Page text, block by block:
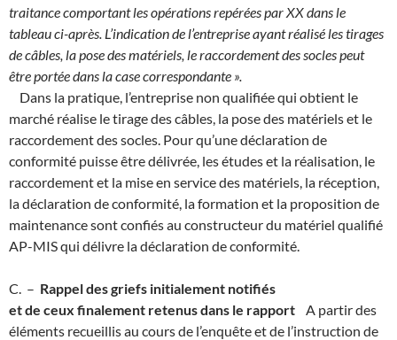
traitance comportant les opérations repérées par XX dans le
tableau ci-après. L’indication de l’entreprise ayant réalisé les tirages
de câbles, la pose des matériels, le raccordement des socles peut
être portée dans la case correspondante ».
Dans la pratique, l’entreprise non qualifiée qui obtient le
marché réalise le tirage des câbles, la pose des matériels et le
raccordement des socles. Pour qu’une déclaration de
conformité puisse être délivrée, les études et la réalisation, le
raccordement et la mise en service des matériels, la réception,
la déclaration de conformité, la formation et la proposition de
maintenance sont confiés au constructeur du matériel qualifié
AP-MIS qui délivre la déclaration de conformité.
C. – Rappel des griefs initialement notifiés
et de ceux finalement retenus dans le rapport A partir des
éléments recueillis au cours de l’enquête et de l’instruction de